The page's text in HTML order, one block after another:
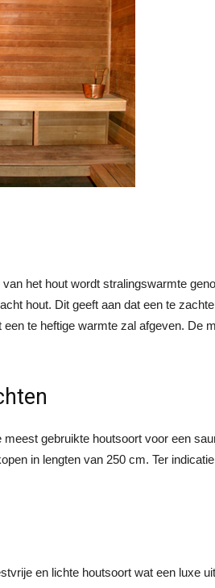
het hout wordt stralingswarmte
hout. Dit geeft aan dat een te
te heftige warmte zal afgeven. De
gebruikte houtsoort voor een
in lengten van 250 cm. Ter
en lichte houtsoort wat een luxe